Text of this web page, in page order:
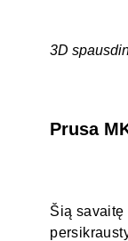
3D
Prusa
Šią savaitę